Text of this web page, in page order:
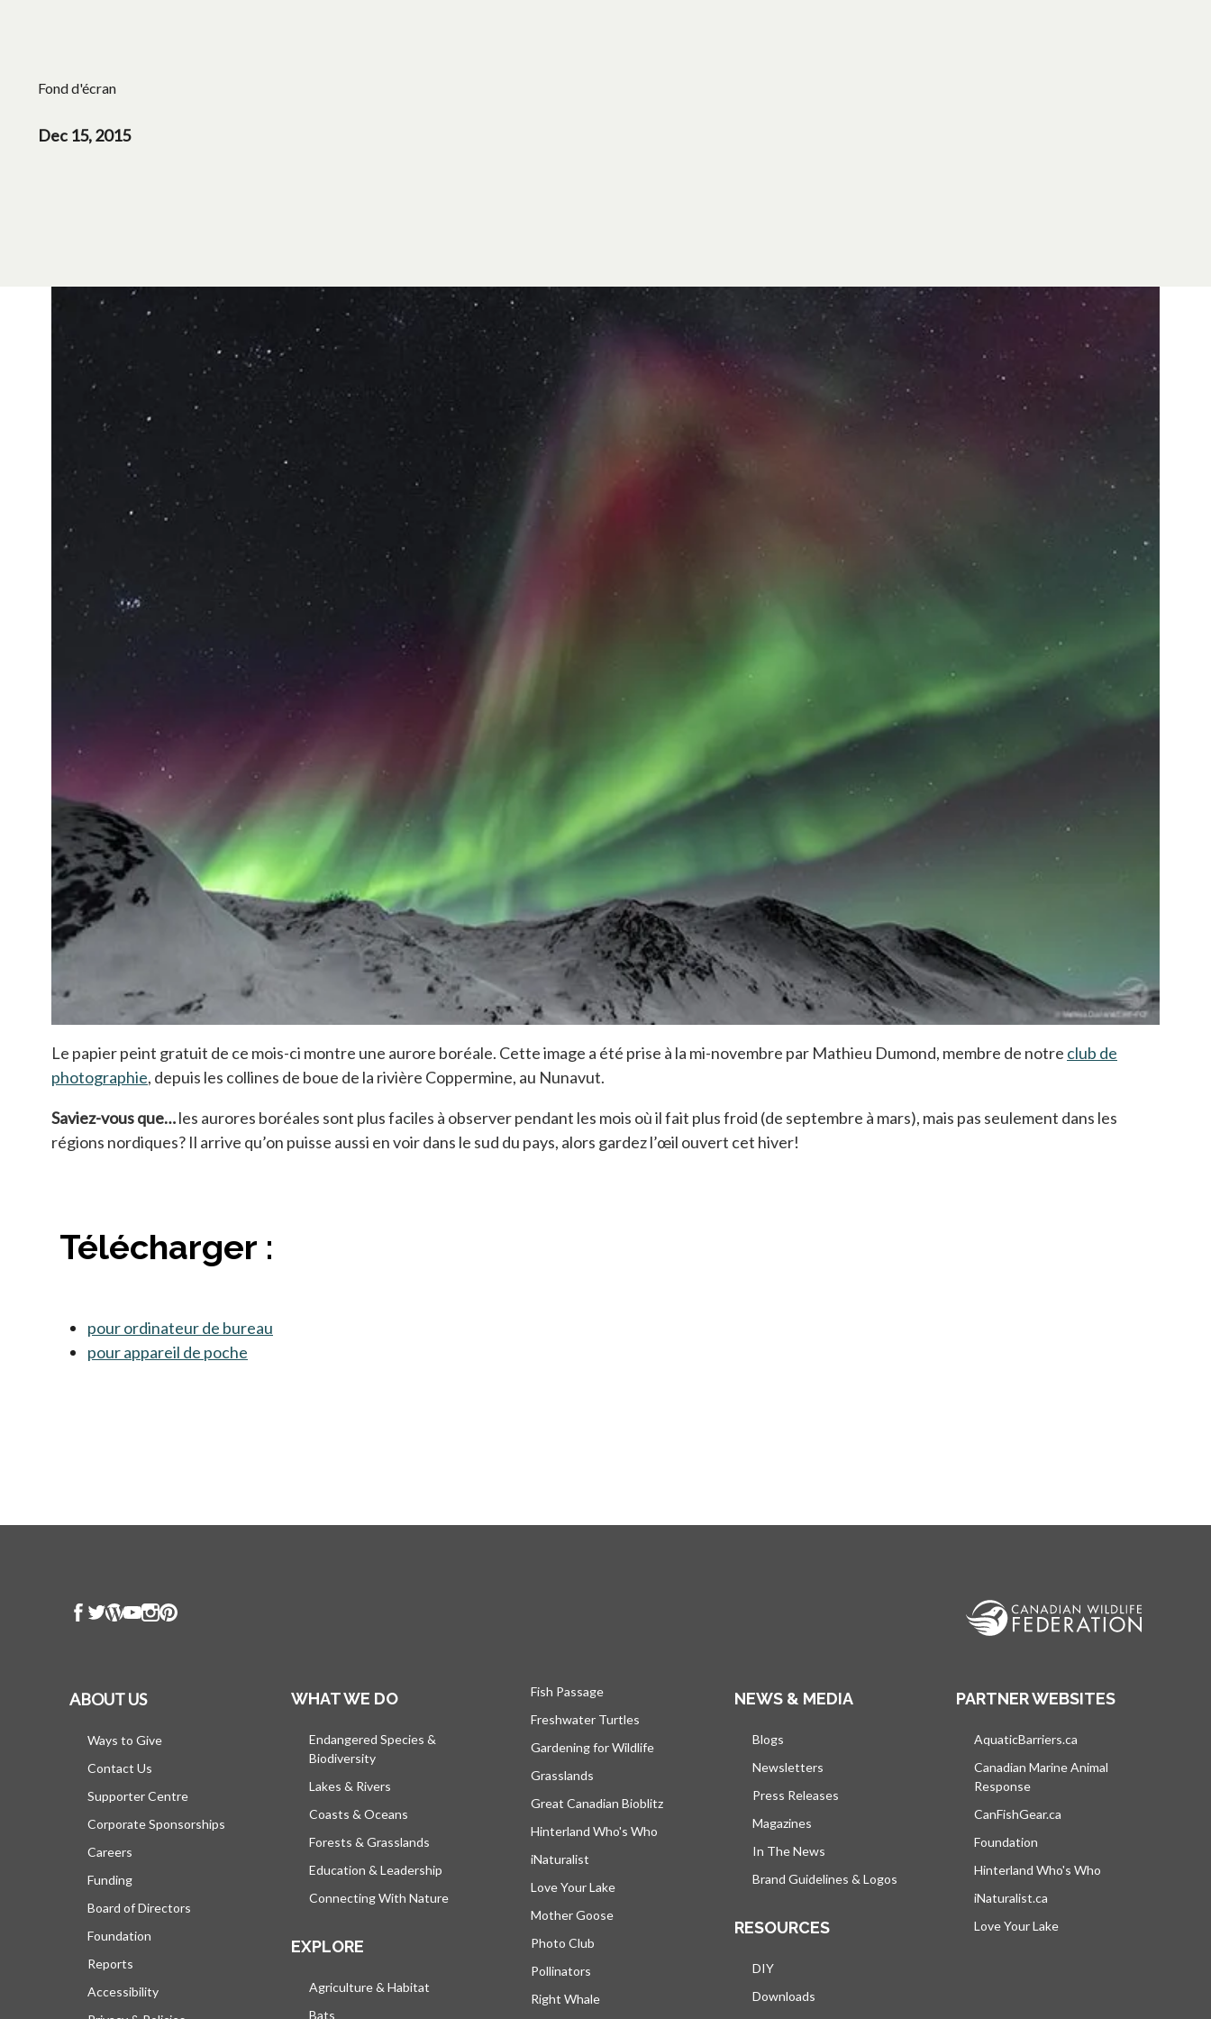
Fond d'écran
Dec 15, 2015
Le papier peint gratuit de ce mois-ci montre une aurore boréale. Cette image a été prise à la mi-novembre par Mathieu Dumond, membre de notre club de
photographie, depuis les collines de boue de la rivière Coppermine, au Nunavut.
Saviez-vous que…les aurores boréales sont plus faciles à observer pendant les mois où il fait plus froid (de septembre à mars), mais pas seulement dans les
régions nordiques? Il arrive qu’on puisse aussi en voir dans le sud du pays, alors gardez l’œil ouvert cet hiver!
Télécharger :
pour ordinateur de bureau
pour appareil de poche
ABOUT US
Ways to Give
Contact Us
Supporter Centre
Corporate Sponsorships
Careers
Funding
Board of Directors
Foundation
Reports
Accessibility
WHAT WE DO
Endangered Species &
Biodiversity
Lakes & Rivers
Coasts & Oceans
Forests & Grasslands
Education & Leadership
Connecting With Nature
EXPLORE
Agriculture & Habitat
Bats
Fish Passage
Freshwater Turtles
Gardening for Wildlife
Grasslands
Great Canadian Bioblitz
Hinterland Who's Who
iNaturalist
Love Your Lake
Mother Goose
Photo Club
Pollinators
Right Whale
NEWS & MEDIA
Blogs
Newsletters
Press Releases
Magazines
In The News
Brand Guidelines & Logos
RESOURCES
DIY
Downloads
PARTNER WEBSITES
AquaticBarriers.ca
Canadian Marine Animal
Response
CanFishGear.ca
Foundation
Hinterland Who's Who
iNaturalist.ca
Love Your Lake